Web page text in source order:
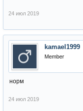
24 июл 2019
kamael1999
Member
норм
24 июл 2019